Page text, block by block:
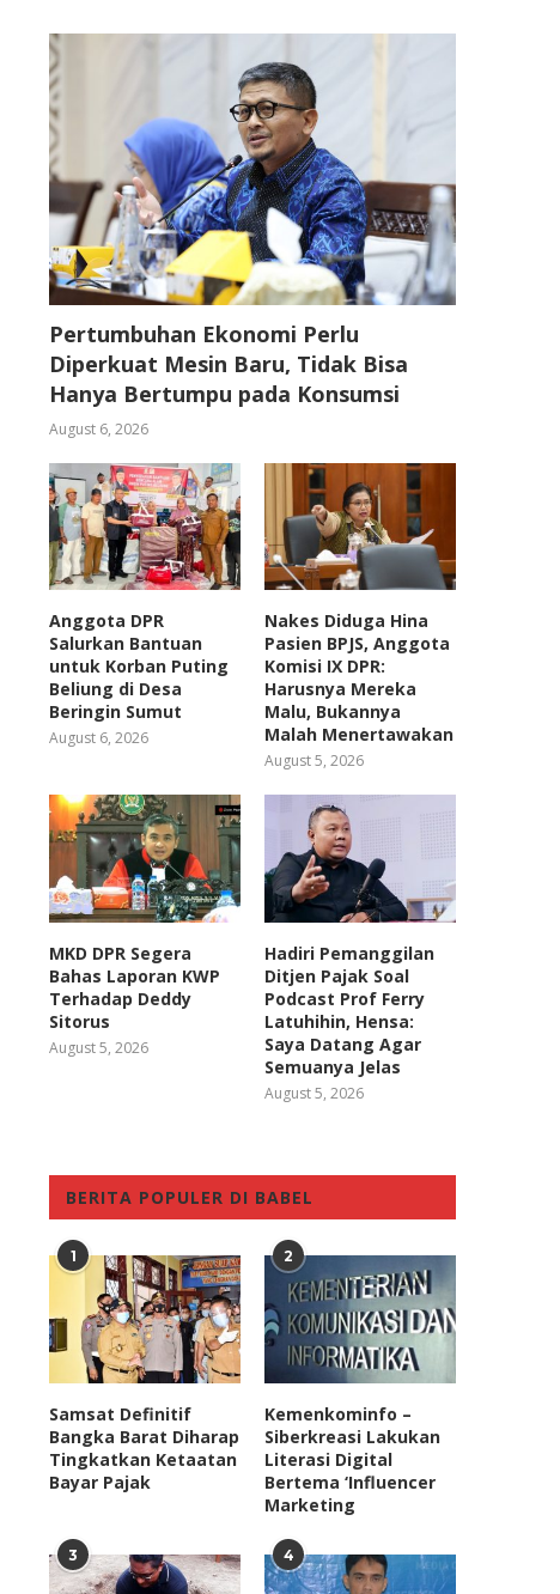
Pertumbuhan Ekonomi Perlu
Diperkuat Mesin Baru, Tidak Bisa
Hanya Bertumpu pada Konsumsi
August 6, 2026
Anggota DPR
Salurkan Bantuan
untuk Korban Puting
Beliung di Desa
Beringin Sumut
August 6, 2026
Nakes Diduga Hina
Pasien BPJS, Anggota
Komisi IX DPR:
Harusnya Mereka
Malu, Bukannya
Malah Menertawakan
August 5, 2026
MKD DPR Segera
Bahas Laporan KWP
Terhadap Deddy
Sitorus
August 5, 2026
Hadiri Pemanggilan
Ditjen Pajak Soal
Podcast Prof Ferry
Latuhihin, Hensa:
Saya Datang Agar
Semuanya Jelas
August 5, 2026
BERITA POPULER DI BABEL
1
Samsat Definitif
Bangka Barat Diharap
Tingkatkan Ketaatan
Bayar Pajak
2
Kemenkominfo –
Siberkreasi Lakukan
Literasi Digital
Bertema ‘Influencer
Marketing
3 4